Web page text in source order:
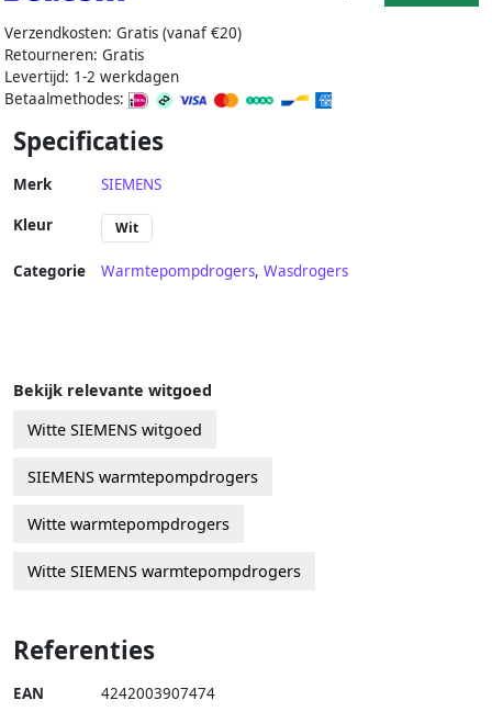
Verzendkosten: Gratis (vanaf €20)
Retourneren: Gratis
Levertijd: 1-2 werkdagen
Betaalmethodes:
Specificaties
Merk SIEMENS
Kleur Wit
Categorie Warmtepompdrogers, Wasdrogers
Bekijk relevante witgoed
Witte SIEMENS witgoed
SIEMENS warmtepompdrogers
Witte warmtepompdrogers
Witte SIEMENS warmtepompdrogers
Referenties
EAN 4242003907474